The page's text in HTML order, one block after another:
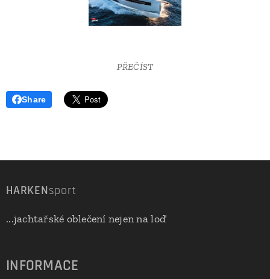
PŘEČÍST
Share
HARKENsport
...jachtařské oblečení nejen na loď
INFORMACE